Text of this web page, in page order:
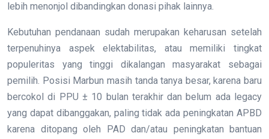
lebih menonjol dibandingkan donasi pihak lainnya.
Kebutuhan pendanaan sudah merupakan keharusan setelah
terpenuhinya aspek elektabilitas, atau memiliki tingkat
populeritas yang tinggi dikalangan masyarakat sebagai
pemilih. Posisi Marbun masih tanda tanya besar, karena baru
bercokol di PPU ± 10 bulan terakhir dan belum ada legacy
yang dapat dibanggakan, paling tidak ada peningkatan APBD
karena ditopang oleh PAD dan/atau peningkatan bantuan